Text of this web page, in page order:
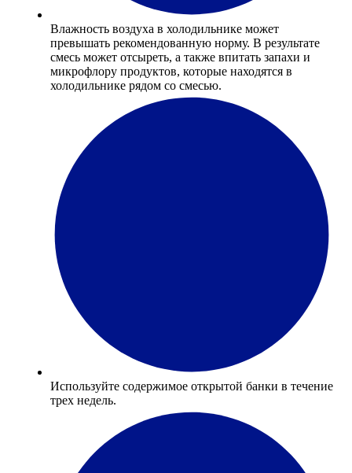
Влажность воздуха в холодильнике может
превышать рекомендованную норму. В результате
смесь может отсыреть, а также впитать запахи и
микрофлору продуктов, которые находятся в
холодильнике рядом со смесью.
Используйте содержимое открытой банки в течение
трех недель.